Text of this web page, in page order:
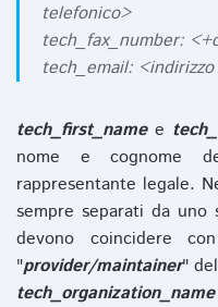
telefonico>
tech_fax_number:
tech_email:
tech_first_namee
nome e cognome
rappresentante legale.
sempre separati da uno
devono coincidere
"provider/maintainer"
tech_organization_name